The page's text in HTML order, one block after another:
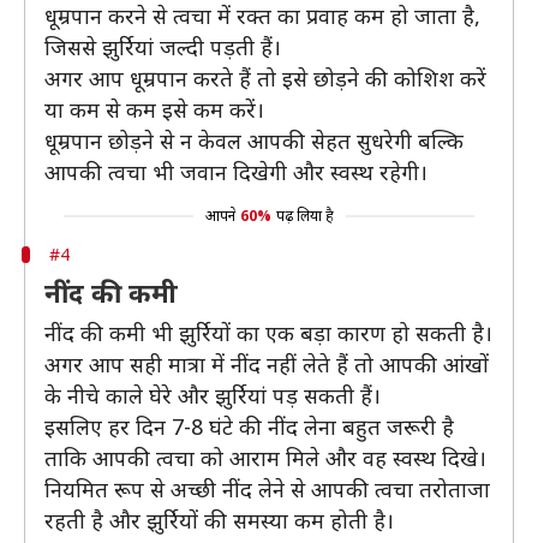
धूम्रपान करने से त्वचा में रक्त का प्रवाह कम हो जाता है,
जिससे झुर्रियां जल्दी पड़ती हैं।
अगर आप धूम्रपान करते हैं तो इसे छोड़ने की कोशिश करें
या कम से कम इसे कम करें।
धूम्रपान छोड़ने से न केवल आपकी सेहत सुधरेगी बल्कि
आपकी त्वचा भी जवान दिखेगी और स्वस्थ रहेगी।
आपने 60% पढ़ लिया है
#4
नींद की कमी
नींद की कमी भी झुर्रियों का एक बड़ा कारण हो सकती है।
अगर आप सही मात्रा में नींद नहीं लेते हैं तो आपकी आंखों
के नीचे काले घेरे और झुर्रियां पड़ सकती हैं।
इसलिए हर दिन 7-8 घंटे की नींद लेना बहुत जरूरी है
ताकि आपकी त्वचा को आराम मिले और वह स्वस्थ दिखे।
नियमित रूप से अच्छी नींद लेने से आपकी त्वचा तरोताजा
रहती है और झुर्रियों की समस्या कम होती है।